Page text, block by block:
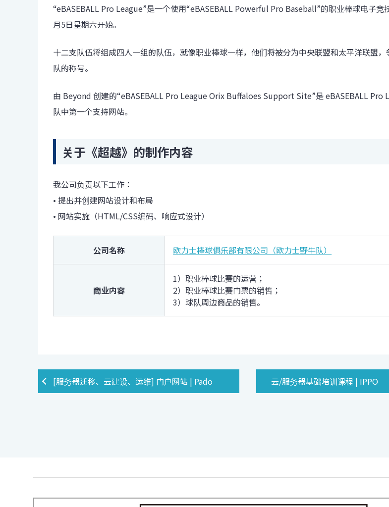
“eBASEBALL Pro League”是一个使用“eBASEBALL Powerful Pro Baseball”的职业棒球电子竞
月5日星期六开始。
十二支队伍将组成四人一组的队伍，就像职业棒球一样，他们将被分为中央联盟和太平洋联盟
队的称号。
由 Beyond 创建的“eBASEBALL Pro League Orix Buffaloes Support Site”是 eB​​ASEBALL Pro
队中第一个支持网站。
关于《超越》的制作内容
我公司负责以下工作：
• 提出并创建网站设计和布局
• 网站实施（HTML/CSS编码、响应式设计）
公司名称 欧力士棒球俱乐部有限公司（欧力士野牛队）
商业内容
1）职业棒球比赛的运营；
2）职业棒球比赛门票的销售；
3）球队周边商品的销售。
[服务器迁移、云建设、运维] 门户网站 | Pado 云/服务器基础培训课程 | IPPO